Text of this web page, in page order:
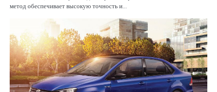
метод обеспечивает высокую точность и…